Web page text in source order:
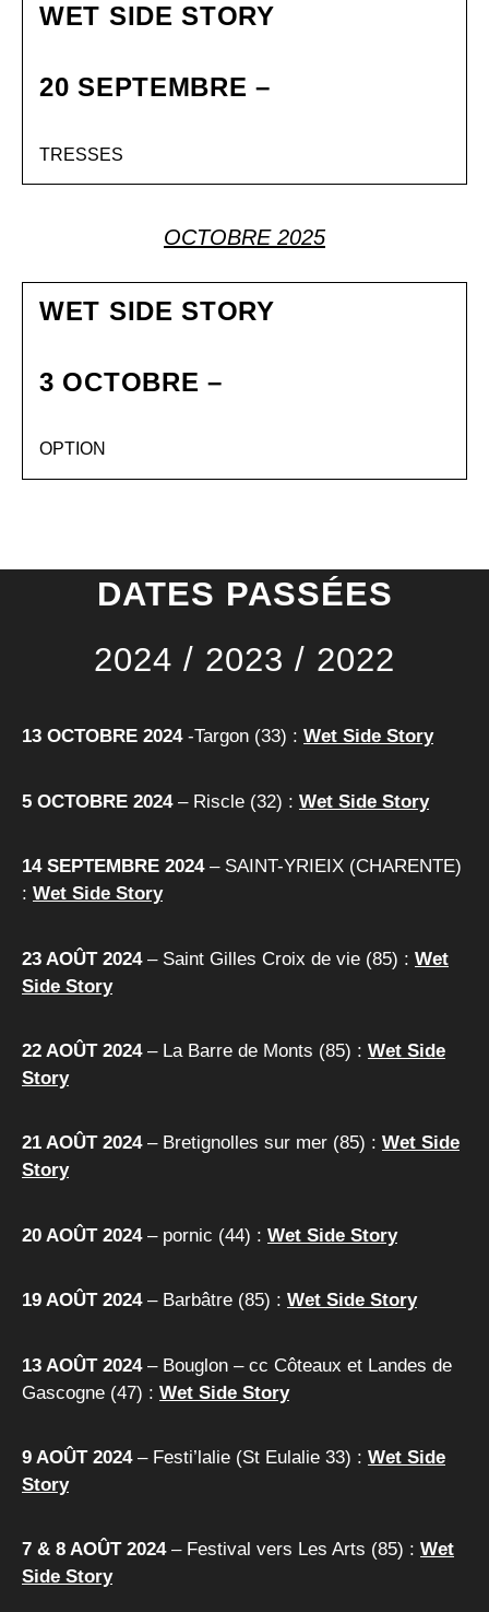
WET SIDE STORY
20 SEPTEMBRE –
TRESSES
OCTOBRE 2025
WET SIDE STORY
3 OCTOBRE –
OPTION
DATES PASSÉES
2024 / 2023 / 2022
13 OCTOBRE 2024-Targon (33) : Wet Side Story
5 OCTOBRE 2024– Riscle (32) : Wet Side Story
14 SEPTEMBRE 2024– SAINT-YRIEIX (CHARENTE)
: Wet Side Story
23 AOÛT 2024– Saint Gilles Croix de vie (85) : Wet
Side Story
22 AOÛT 2024– La Barre de Monts (85) : Wet Side
Story
21 AOÛT 2024– Bretignolles sur mer (85) : Wet Side
Story
20 AOÛT 2024– pornic (44) : Wet Side Story
19 AOÛT 2024– Barbâtre (85) : Wet Side Story
13 AOÛT 2024– Bouglon – cc Côteaux et Landes de
Gascogne (47) : Wet Side Story
9 AOÛT 2024– Festi’lalie (St Eulalie 33) : Wet Side
Story
7 & 8 AOÛT 2024– Festival vers Les Arts (85) : Wet
Side Story